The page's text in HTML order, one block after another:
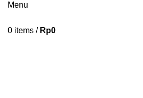
Menu
0 items / Rp0